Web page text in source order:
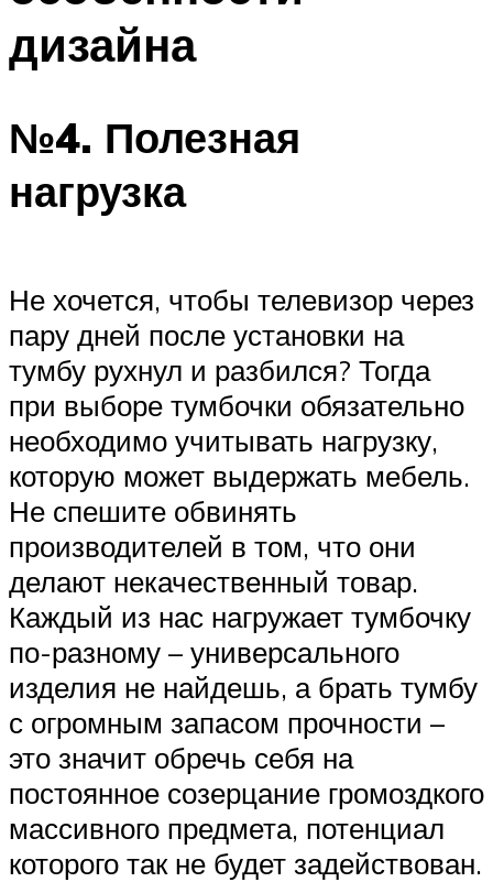
дизайна
№4. Полезная
нагрузка
Не хочется, чтобы телевизор через
пару дней после установки на
тумбу рухнул и разбился? Тогда
при выборе тумбочки обязательно
необходимо учитывать нагрузку,
которую может выдержать мебель.
Не спешите обвинять
производителей в том, что они
делают некачественный товар.
Каждый из нас нагружает тумбочку
по-разному – универсального
изделия не найдешь, а брать тумбу
с огромным запасом прочности –
это значит обречь себя на
постоянное созерцание громоздкого
массивного предмета, потенциал
которого так не будет задействован.